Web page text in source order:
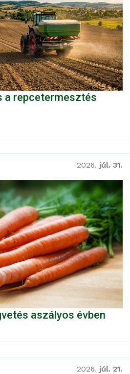
a repcetermesztés
2026. júl. 31.
aszályos évben
2026. júl. 21.